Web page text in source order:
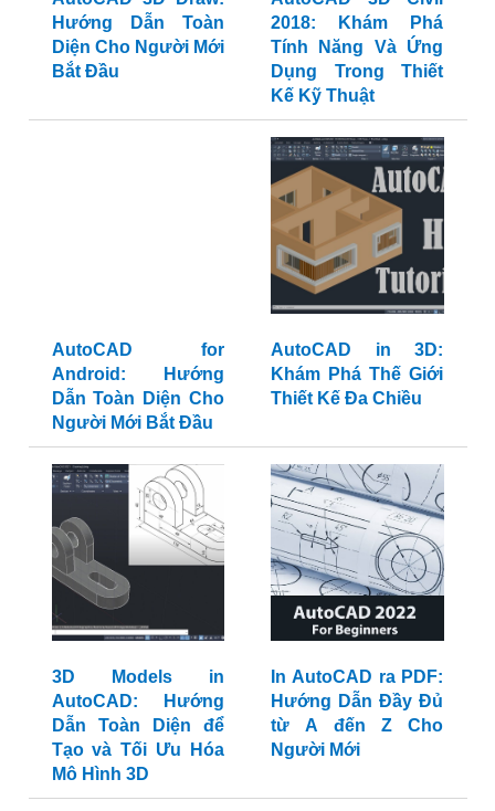
Hướng Dẫn Toàn
Diện Cho Người Mới
Bắt Đầu
2018: Khám Phá
Tính Năng Và Ứng
Dụng Trong Thiết
Kế Kỹ Thuật
AutoCAD for
Android: Hướng
Dẫn Toàn Diện Cho
Người Mới Bắt Đầu
AutoCAD in 3D:
Khám Phá Thế Giới
Thiết Kế Đa Chiều
3D Models in
AutoCAD: Hướng
Dẫn Toàn Diện để
Tạo và Tối Ưu Hóa
Mô Hình 3D
In AutoCAD ra PDF:
Hướng Dẫn Đầy Đủ
từ A đến Z Cho
Người Mới